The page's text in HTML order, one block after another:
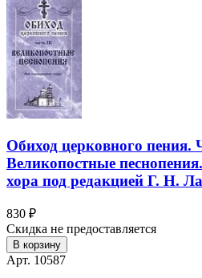
Обиход церковного пения.
Великопостные
хора под редакцией Г. Н.
830 ₽
Скидка не предоставляется
В корзину
Арт. 10587